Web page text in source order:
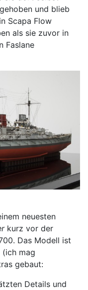
und blieb
Scapa Flow
als sie zuvor in
Faslane
neuesten
kurz vor der
Das Modell ist
(ich mag
gebaut:
Details und